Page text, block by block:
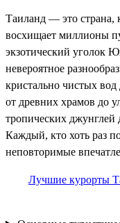
Таиланд — это страна,
восхищает миллионы
экзотический уголок
невероятное
кристально чистых
от древних храмов до
тропических
Каждый, кто хоть раз
неповторимые
Лучшие курорты